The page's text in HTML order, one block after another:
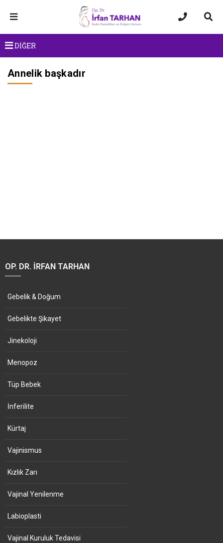
DİĞER
Annelik başkadır
OP. DR. İRFAN TARHAN
Gebelik & Doğum
Gebelikte Şikayet
Jinekoloji
Menopoz
Tüp Bebek
İnferilite
Kürtaj
Vajinismus
Kızlık Zarı
Vajinal Yenilenme
Labioplasti
Vajinal Kuruluk Tedavisi